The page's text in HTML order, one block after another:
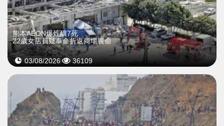
熊本AEON爆炸釀7死
22歲女店員疑奉命折返商場喪命
03/08/2026 36109